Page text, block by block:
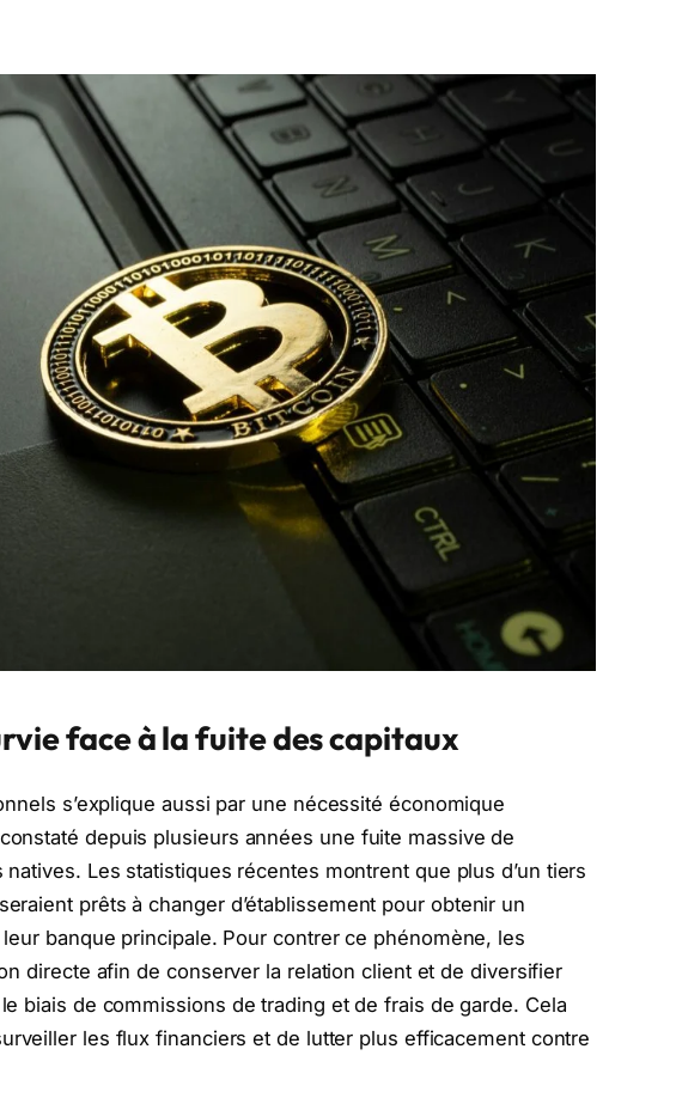
face à la fuite des capitaux
s’explique aussi par une nécessité économique
depuis plusieurs années une fuite massive de
Les statistiques récentes montrent que plus d’un tiers
prêts à changer d’établissement pour obtenir un
banque principale. Pour contrer ce phénomène, les
directe afin de conserver la relation client et de diversifier
biais de commissions de trading et de frais de garde. Cela
les flux financiers et de lutter plus efficacement contre